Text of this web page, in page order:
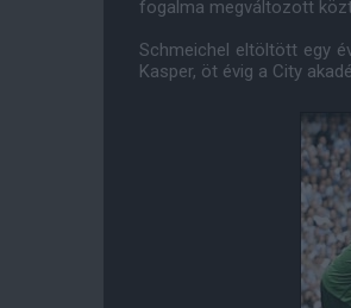
fogalma megváltozott
Schmeichel eltöltött egy
Kasper, öt évig a City